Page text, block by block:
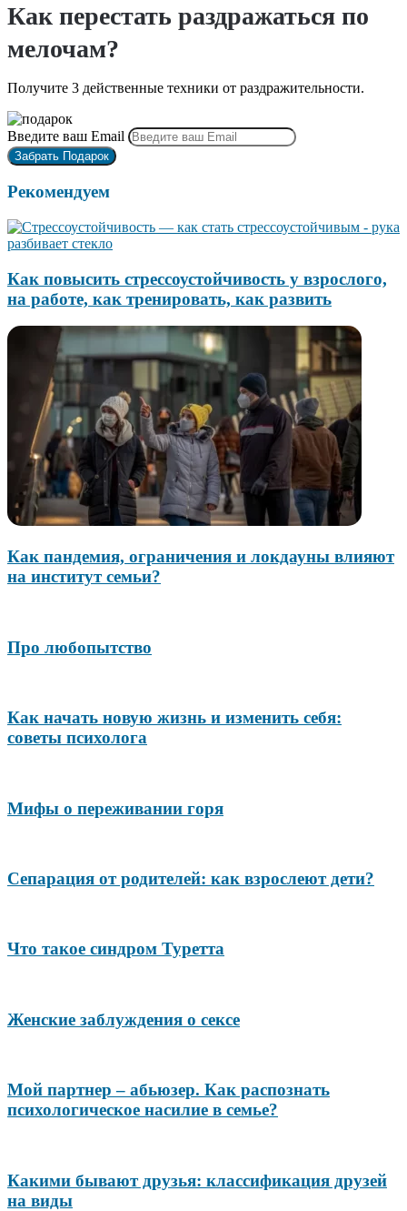
Как перестать раздражаться по
мелочам?
Получите 3 действенные техники от раздражительности.
Введите ваш Email
Рекомендуем
Как повысить стрессоустойчивость у взрослого,
на работе, как тренировать, как развить
Как пандемия, ограничения и локдауны влияют
на институт семьи?
Про любопытство
Как начать новую жизнь и изменить себя:
советы психолога
Мифы о переживании горя
Сепарация от родителей: как взрослеют дети?
Что такое синдром Туретта
Женские заблуждения о сексе
Мой партнер – абьюзер. Как распознать
психологическое насилие в семье?
Какими бывают друзья: классификация друзей
на виды